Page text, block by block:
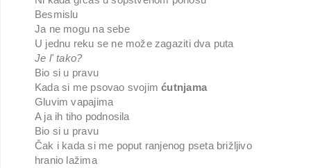
Besmislu
Ja ne mogu na sebe
U jednu reku se ne može zagaziti dva puta
Je l' tako?
Bio si u pravu
Kada si me psovao svojimćutnjama
Gluvim vapajima
A ja ih tiho podnosila
Bio si u pravu
Čak i kada si me poput ranjenog pseta brižljivo
hranio lažima